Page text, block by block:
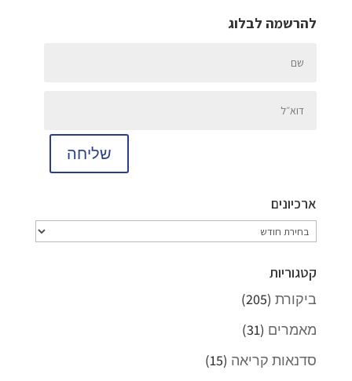
להרשמה לבלוג
שליחה
ארכיונים
ארכיונים
קטגוריות
ביקורת(205)
מאמרים (31)
סדנאות קריאה (15)